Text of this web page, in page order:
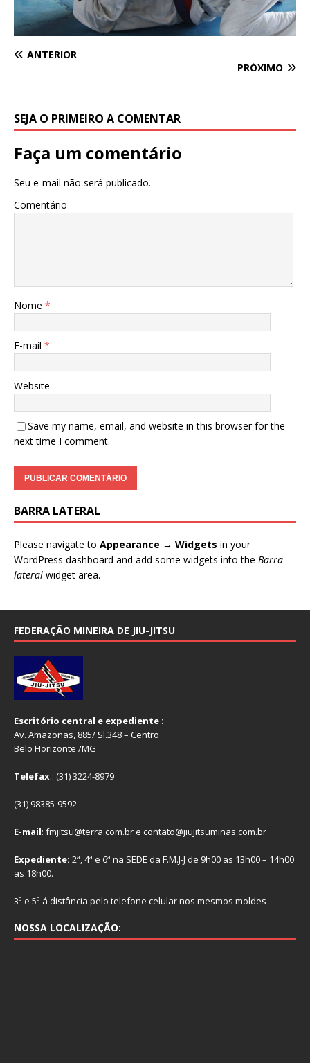
ANTERIOR
PRÓXIMO
SEJA O PRIMEIRO A COMENTAR
Faça um comentário
Seu e-mail não será publicado.
Comentário
Nome *
E-mail *
Website
Save my name, email, and website in this browser for the
next time I comment.
BARRA LATERAL
Please navigate to Appearance → Widgets in your
WordPress dashboard and add some widgets into the Barra
lateral widget area.
FEDERAÇÃO MINEIRA DE JIU-JITSU
Escritório central e expediente :
Av. Amazonas, 885/ Sl.348 – Centro
Belo Horizonte /MG
Telefax.: (31) 3224-8979
(31) 98385-9592
E-mail: fmjitsu@terra.com.br e contato@jiujitsuminas.com.br
Expediente: 2ª, 4ª e 6ª na SEDE da F.M.J-J de 9h00 as 13h00 – 14h00
as 18h00.
3ª e 5ª á distância pelo telefone celular nos mesmos moldes
NOSSA LOCALIZAÇÃO: